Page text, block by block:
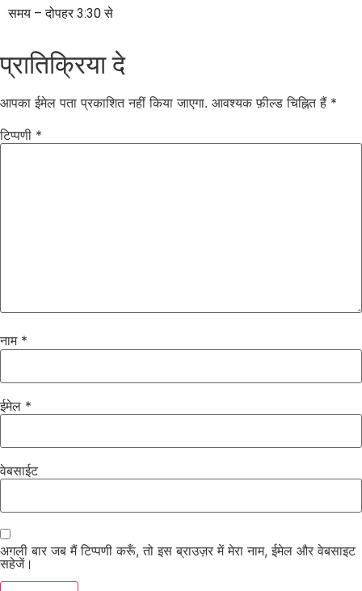
समय – दोपहर 3:30 से
प्रातिक्रिया दे
आपका ईमेल पता प्रकाशित नहीं किया जाएगा. आवश्यक फ़ील्ड चिह्नित हैं *
टिप्पणी *
नाम *
ईमेल *
वेबसाईट
अगली बार जब मैं टिप्पणी करूँ, तो इस ब्राउज़र में मेरा नाम, ईमेल और वेबसाइट
सहेजें।